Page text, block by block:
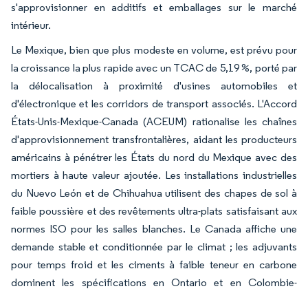
s'approvisionner en additifs et emballages sur le marché
intérieur.
Le Mexique, bien que plus modeste en volume, est prévu pour
la croissance la plus rapide avec un TCAC de 5,19 %, porté par
la délocalisation à proximité d'usines automobiles et
d'électronique et les corridors de transport associés. L'Accord
États-Unis-Mexique-Canada (ACEUM) rationalise les chaînes
d'approvisionnement transfrontalières, aidant les producteurs
américains à pénétrer les États du nord du Mexique avec des
mortiers à haute valeur ajoutée. Les installations industrielles
du Nuevo León et de Chihuahua utilisent des chapes de sol à
faible poussière et des revêtements ultra-plats satisfaisant aux
normes ISO pour les salles blanches. Le Canada affiche une
demande stable et conditionnée par le climat ; les adjuvants
pour temps froid et les ciments à faible teneur en carbone
dominent les spécifications en Ontario et en Colombie-